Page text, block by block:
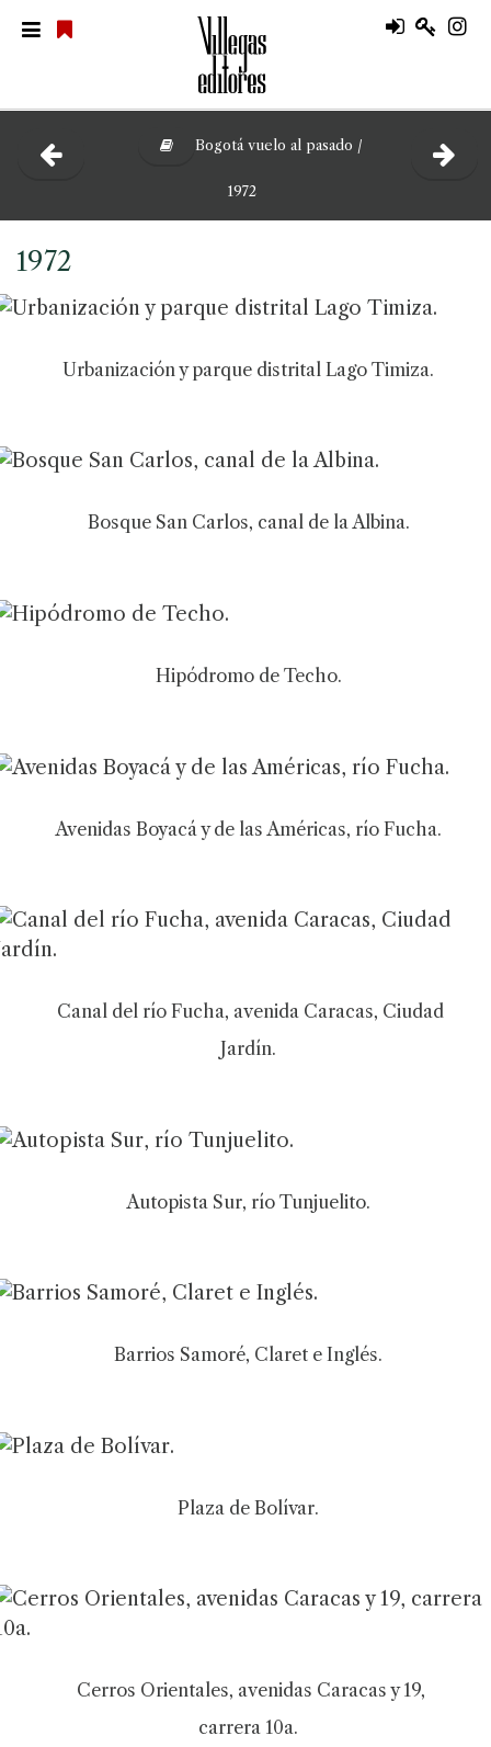
Bogotá vuelo al pasado /
1972
1972
Urbanización y parque distrital Lago Timiza.
Bosque San Carlos, canal de la Albina.
Hipódromo de Techo.
Avenidas Boyacá y de las Américas, río Fucha.
Canal del río Fucha, avenida Caracas, Ciudad
Jardín.
Autopista Sur, río Tunjuelito.
Barrios Samoré, Claret e Inglés.
Plaza de Bolívar.
Cerros Orientales, avenidas Caracas y 19,
carrera 10a.